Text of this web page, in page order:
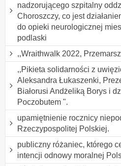
nadzorującego szpitalny
Choroszczy, co jest
do opieki neurologicznej
podlaski
,,Wraithwalk 2022,
,,Pikieta solidarności z
Aleksandra Łukaszenki,
Białorusi Andżeliką Borys i
Poczobutem ".
upamiętnienie rocznicy
Rzeczypospolitej Polskiej.
publiczny różaniec, którego
intencji odnowy moralnej